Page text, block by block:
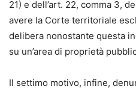
21) e dell’art. 22, comma 3,
avere la Corte territoriale
delibera nonostante questa
su un’area di proprietà
Il settimo motivo, infine,